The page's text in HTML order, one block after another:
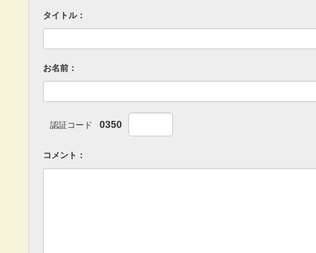
タイトル：
お名前：
認証コード 0350
コメント：